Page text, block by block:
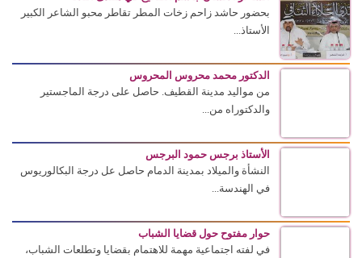
بحضور حاشد زاحم زخات المطر تقاطر محبو الشاعر الكبير
الأستاذ...
الدكتور محمد محروس المحروس
من مواليد مدينة القطيف. حاصل على درجة الماجستير
والدكتوراه من...
الأستاذ برجس حمود البرجس
النشأة والميلاد بمدينة الدمام حاصل عل درجة البكالوريوس
في الهندسة...
حوار مفتوح حول قضايا الشباب
في لفته اجتماعية مهمة للاهتمام بقضايا وتطلعات الشباب،